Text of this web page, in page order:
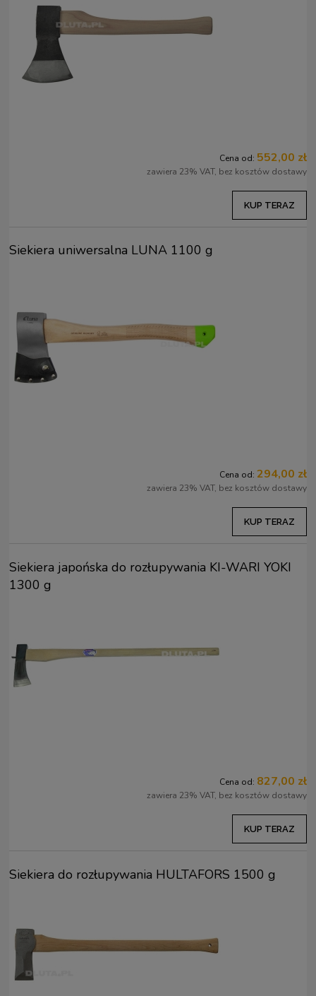
Cena od: 552,00 zł
zawiera 23% VAT, bez kosztów dostawy
KUP TERAZ
Siekiera uniwersalna LUNA 1100 g
Cena od: 294,00 zł
zawiera 23% VAT, bez kosztów dostawy
KUP TERAZ
Siekiera japońska do rozłupywania KI-WARI YOKI
1300 g
Cena od: 827,00 zł
zawiera 23% VAT, bez kosztów dostawy
KUP TERAZ
Siekiera do rozłupywania HULTAFORS 1500 g